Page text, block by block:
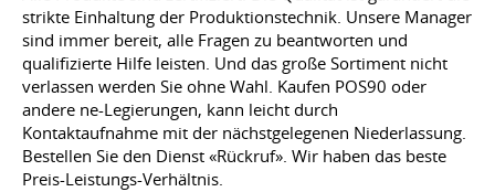
strikte Einhaltung der Produktionstechnik. Unsere Manager
sind immer bereit, alle Fragen zu beantworten und
qualifizierte Hilfe leisten. Und das große Sortiment nicht
verlassen werden Sie ohne Wahl. Kaufen POS90 oder
andere ne-Legierungen, kann leicht durch
Kontaktaufnahme mit der nächstgelegenen Niederlassung.
Bestellen Sie den Dienst «Rückruf». Wir haben das beste
Preis-Leistungs-Verhältnis.